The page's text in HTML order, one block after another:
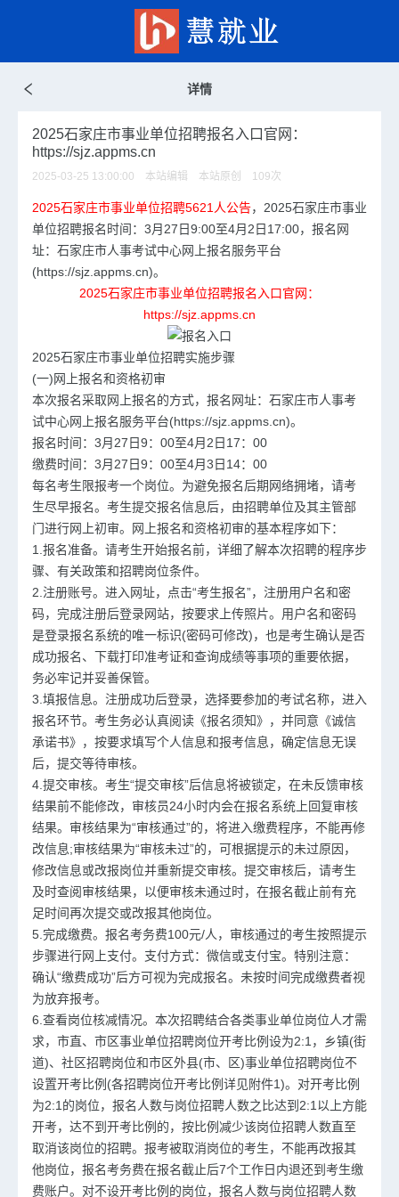
详情
2025石家庄市事业单位招聘报名入口官网：
https://sjz.appms.cn
2025-03-25 13:00:00 本站编辑 本站原创 109次
2025石家庄市事业单位招聘5621人公告， 2025石家庄市事业
单位招聘报名时间：3月27日9:00至4月2日17:00，报名网
址：石家庄市人事考试中心网上报名服务平台
(https://sjz.appms.cn)。
2025石家庄市事业单位招聘报名入口官网：
https://sjz.appms.cn
2025石家庄市事业单位招聘实施步骤
(一)网上报名和资格初审
本次报名采取网上报名的方式，报名网址：石家庄市人事考
试中心网上报名服务平台(https://sjz.appms.cn)。
报名时间：3月27日9：00至4月2日17：00
缴费时间：3月27日9：00至4月3日14：00
每名考生限报考一个岗位。为避免报名后期网络拥堵，请考
生尽早报名。考生提交报名信息后，由招聘单位及其主管部
门进行网上初审。网上报名和资格初审的基本程序如下：
1.报名准备。请考生开始报名前，详细了解本次招聘的程序步
骤、有关政策和招聘岗位条件。
2.注册账号。进入网址，点击“考生报名”，注册用户名和密
码，完成注册后登录网站，按要求上传照片。用户名和密码
是登录报名系统的唯一标识(密码可修改)，也是考生确认是否
成功报名、下载打印准考证和查询成绩等事项的重要依据，
务必牢记并妥善保管。
3.填报信息。注册成功后登录，选择要参加的考试名称，进入
报名环节。考生务必认真阅读《报名须知》，并同意《诚信
承诺书》，按要求填写个人信息和报考信息，确定信息无误
后，提交等待审核。
4.提交审核。考生“提交审核”后信息将被锁定，在未反馈审核
结果前不能修改，审核员24小时内会在报名系统上回复审核
结果。审核结果为“审核通过”的，将进入缴费程序，不能再修
改信息;审核结果为“审核未过”的，可根据提示的未过原因，
修改信息或改报岗位并重新提交审核。提交审核后，请考生
及时查阅审核结果，以便审核未通过时，在报名截止前有充
足时间再次提交或改报其他岗位。
5.完成缴费。报名考务费100元/人，审核通过的考生按照提示
步骤进行网上支付。支付方式：微信或支付宝。特别注意：
确认“缴费成功”后方可视为完成报名。未按时间完成缴费者视
为放弃报考。
6.查看岗位核减情况。本次招聘结合各类事业单位岗位人才需
求，市直、市区事业单位招聘岗位开考比例设为2:1，乡镇(街
道)、社区招聘岗位和市区外县(市、区)事业单位招聘岗位不
设置开考比例(各招聘岗位开考比例详见附件1)。对开考比例
为2:1的岗位，报名人数与岗位招聘人数之比达到2:1以上方能
开考，达不到开考比例的，按比例减少该岗位招聘人数直至
取消该岗位的招聘。报考被取消岗位的考生，不能再改报其
他岗位，报名考务费在报名截止后7个工作日内退还到考生缴
费账户。对不设开考比例的岗位，报名人数与岗位招聘人数